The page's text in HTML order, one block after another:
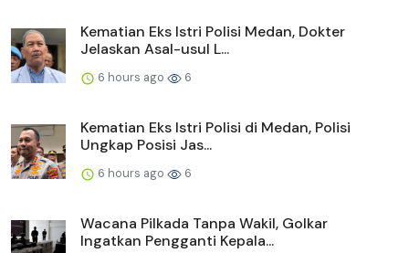
Kematian Eks Istri Polisi Medan, Dokter
Jelaskan Asal-usul L...
6 hours ago 6
Kematian Eks Istri Polisi di Medan, Polisi
Ungkap Posisi Jas...
6 hours ago 6
Wacana Pilkada Tanpa Wakil, Golkar
Ingatkan Pengganti Kepala...